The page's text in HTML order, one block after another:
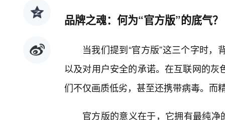
品牌之魂：何为“官方版”的底气？
当我们提到“官方版”这三个字时
以及对用户安全的承诺。在互联网的
们不仅画质低劣，甚至还携带病毒。而
官方版的意义在于，它拥有最纯